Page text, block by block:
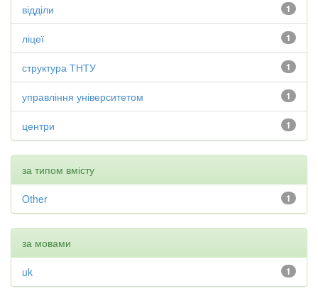
1
відділи
1
ліцеї
1
структура ТНТУ
1
управління університетом
1
центри
за типом вмісту
1
Other
за мовами
1
uk